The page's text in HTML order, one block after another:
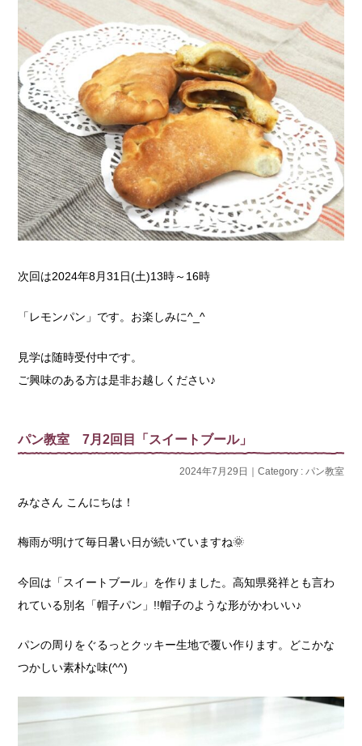
次回は2024年8月31日(土)13時～16時
「レモンパン」です。お楽しみに^_^
見学は随時受付中です。
ご興味のある方は是非お越しください♪
パン教室 7月2回目「スイートブール」
2024年7月29日｜Category : パン教室
みなさん こんにちは！
梅雨が明けて毎日暑い日が続いていますね🌞
今回は「スイートブール」を作りました。高知県発祥とも言わ
れている別名「帽子パン」!!帽子のような形がかわいい♪
パンの周りをぐるっとクッキー生地で覆い作ります。どこかな
つかしい素朴な味(^^)